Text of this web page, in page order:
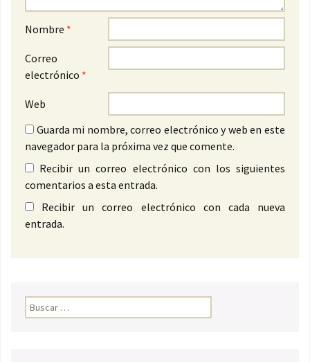
Nombre *
Correo
electrónico *
Web
Guarda mi nombre, correo electrónico y web en este
navegador para la próxima vez que comente.
Recibir un correo electrónico con los siguientes
comentarios a esta entrada.
Recibir un correo electrónico con cada nueva
entrada.
Buscar: